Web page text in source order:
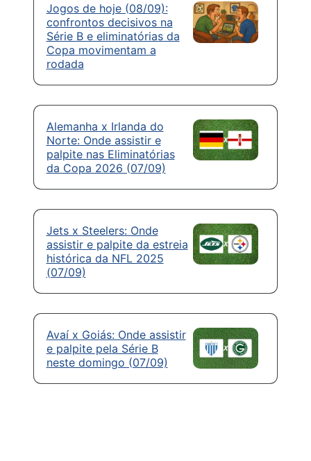
Jogos de hoje (08/09):
confrontos decisivos na
Série B e eliminatórias da
Copa movimentam a
rodada
Alemanha x Irlanda do
Norte: Onde assistir e
palpite nas Eliminatórias
da Copa 2026 (07/09)
Jets x Steelers: Onde
assistir e palpite da estreia
histórica da NFL 2025
(07/09)
Avaí x Goiás: Onde assistir
e palpite pela Série B
neste domingo (07/09)